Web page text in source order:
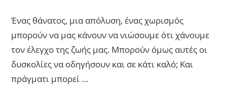
Ένας θάνατος, μια απόλυση, ένας χωρισμός
μπορούν να μας κάνουν να νιώσουμε ότι χάνουμε
τον έλεγχο της ζωής μας. Μπορούν όμως αυτές οι
δυσκολίες να οδηγήσουν και σε κάτι καλό; Και
πράγματι μπορεί …